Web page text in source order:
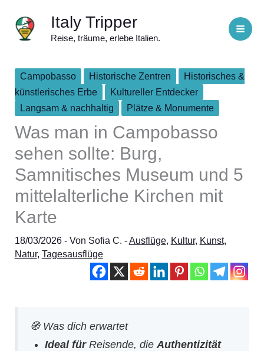
Inhalt
springen
Italy Tripper
Reise, träume, erlebe Italien.
Campobasso Historische Zentren
Historisches &
künstlerisches Erbe
Kultureller Entdecker
Langsam & nachhaltig
Plätze & Monumente
Was man in Campobasso
sehen sollte: Burg,
Samnitisches Museum und 5
mittelalterliche Kirchen mit
Karte
18/03/2026 - Von Sofia C. -Ausflüge, Kultur, Kunst,
Natur, Tagesausflüge
🧭 Was dich erwartet
Ideal fürReisende, dieAuthentizität